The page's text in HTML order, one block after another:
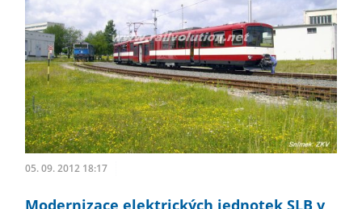
05. 09. 2012 18:17